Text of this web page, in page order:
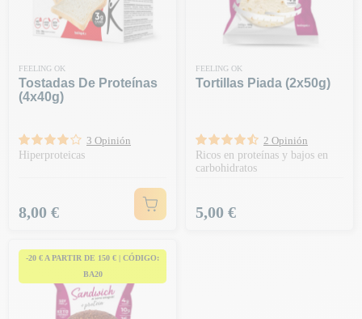
FEELING OK
Tostadas De Proteínas
(4x40g)
3 Opinión
Hiperproteicas
Precio
8,00 €
FEELING OK
Tortillas Piada (2x50g)
2 Opinión
Ricos en proteínas y bajos en
carbohidratos
Precio
5,00 €
-20 € A PARTIR DE 150 € | CÓDIGO:
BA20